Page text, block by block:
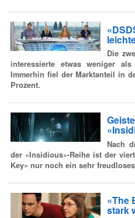
Die
interessierte etwas weniger
Immerhin fiel der Marktanteil in
Prozent.
Nach
der «Insidious»-Reihe ist der
Key» nur noch ein sehr
«The
stark